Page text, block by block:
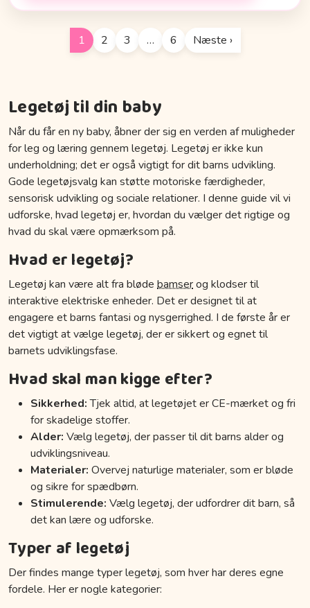
1 2 3 … 6 Næste ›
Legetøj til din baby
Når du får en ny baby, åbner der sig en verden af muligheder
for leg og læring gennem legetøj. Legetøj er ikke kun
underholdning; det er også vigtigt for dit barns udvikling.
Gode legetøjsvalg kan støtte motoriske færdigheder,
sensorisk udvikling og sociale relationer. I denne guide vil vi
udforske, hvad legetøj er, hvordan du vælger det rigtige og
hvad du skal være opmærksom på.
Hvad er legetøj?
Legetøj kan være alt fra bløde bamserog klodser til
interaktive elektriske enheder. Det er designet til at
engagere et barns fantasi og nysgerrighed. I de første år er
det vigtigt at vælge legetøj, der er sikkert og egnet til
barnets udviklingsfase.
Hvad skal man kigge efter?
Sikkerhed:Tjek altid, at legetøjet er CE-mærket og fri
for skadelige stoffer.
Alder: Vælg legetøj, der passer til dit barns alder og
udviklingsniveau.
Materialer: Overvej naturlige materialer, som er bløde
og sikre for spædbørn.
Stimulerende: Vælg legetøj, der udfordrer dit barn, så
det kan lære og udforske.
Typer af legetøj
Der findes mange typer legetøj, som hver har deres egne
fordele. Her er nogle kategorier: